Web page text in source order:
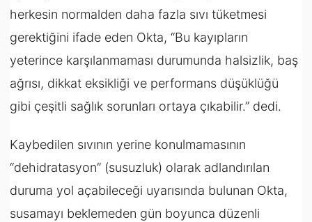
herkesin normalden daha fazla sıvı tüketmesi
gerektiğini ifade eden Okta, “Bu kayıpların
yeterince karşılanmaması durumunda halsizlik, baş
ağrısı, dikkat eksikliği ve performans düşüklüğü
gibi çeşitli sağlık sorunları ortaya çıkabilir.” dedi.
Kaybedilen sıvının yerine konulmamasının
“dehidratasyon” (susuzluk) olarak adlandırılan
duruma yol açabileceği uyarısında bulunan Okta,
susamayı beklemeden gün boyunca düzenli